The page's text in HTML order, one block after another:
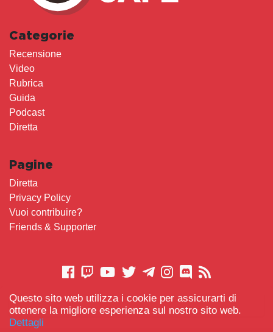
Questo sito web utilizza i cookie per assicurarti di
ottenere la migliore esperienza sul nostro sito web.
Dettagli
Categorie
Recensione
Video
Rubrica
Guida
Podcast
Diretta
Pagine
Diretta
Privacy Policy
Vuoi contribuire?
Friends & Supporter
CONTATTACI